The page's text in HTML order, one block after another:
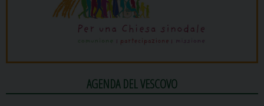
AGENDA DEL VESCOVO